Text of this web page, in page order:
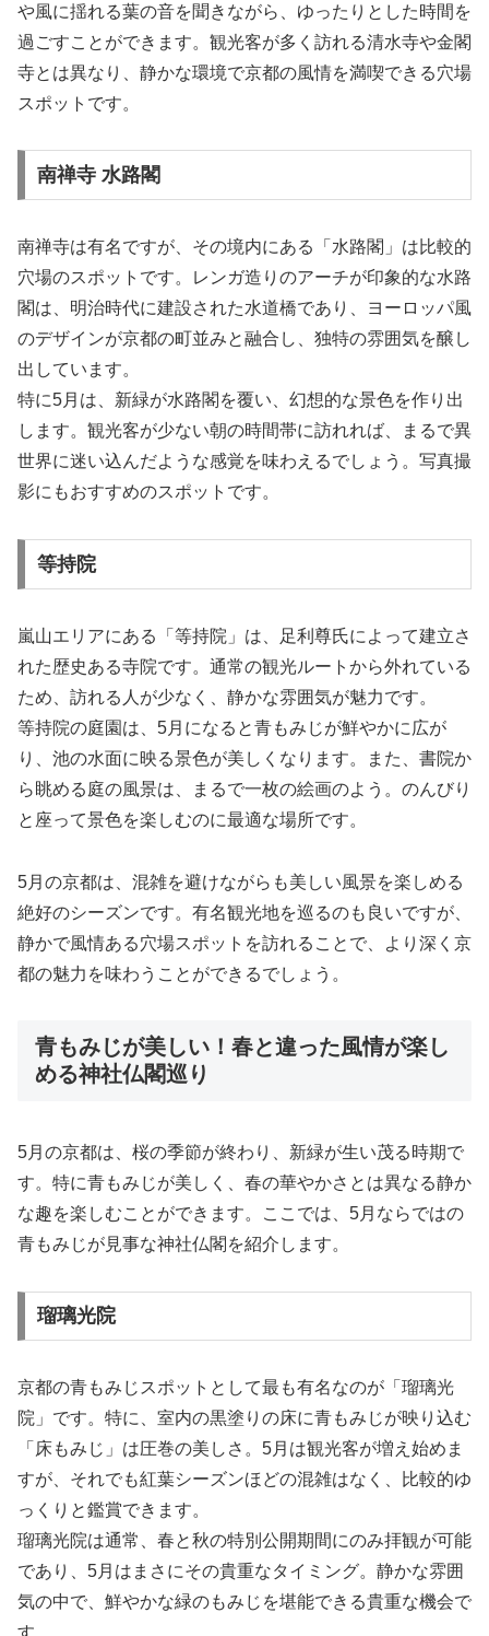
や風に揺れる葉の音を聞きながら、ゆったりとした時間を
過ごすことができます。観光客が多く訪れる清水寺や金閣
寺とは異なり、静かな環境で京都の風情を満喫できる穴場
スポットです。
南禅寺 水路閣
南禅寺は有名ですが、その境内にある「水路閣」は比較的
穴場のスポットです。レンガ造りのアーチが印象的な水路
閣は、明治時代に建設された水道橋であり、ヨーロッパ風
のデザインが京都の町並みと融合し、独特の雰囲気を醸し
出しています。
特に5月は、新緑が水路閣を覆い、幻想的な景色を作り出
します。観光客が少ない朝の時間帯に訪れれば、まるで異
世界に迷い込んだような感覚を味わえるでしょう。写真撮
影にもおすすめのスポットです。
等持院
嵐山エリアにある「等持院」は、足利尊氏によって建立さ
れた歴史ある寺院です。通常の観光ルートから外れている
ため、訪れる人が少なく、静かな雰囲気が魅力です。
等持院の庭園は、5月になると青もみじが鮮やかに広が
り、池の水面に映る景色が美しくなります。また、書院か
ら眺める庭の風景は、まるで一枚の絵画のよう。のんびり
と座って景色を楽しむのに最適な場所です。
5月の京都は、混雑を避けながらも美しい風景を楽しめる
絶好のシーズンです。有名観光地を巡るのも良いですが、
静かで風情ある穴場スポットを訪れることで、より深く京
都の魅力を味わうことができるでしょう。
青もみじが美しい！春と違った風情が楽し
める神社仏閣巡り
5月の京都は、桜の季節が終わり、新緑が生い茂る時期で
す。特に青もみじが美しく、春の華やかさとは異なる静か
な趣を楽しむことができます。ここでは、5月ならではの
青もみじが見事な神社仏閣を紹介します。
瑠璃光院
京都の青もみじスポットとして最も有名なのが「瑠璃光
院」です。特に、室内の黒塗りの床に青もみじが映り込む
「床もみじ」は圧巻の美しさ。5月は観光客が増え始めま
すが、それでも紅葉シーズンほどの混雑はなく、比較的ゆ
っくりと鑑賞できます。
瑠璃光院は通常、春と秋の特別公開期間にのみ拝観が可能
であり、5月はまさにその貴重なタイミング。静かな雰囲
気の中で、鮮やかな緑のもみじを堪能できる貴重な機会で